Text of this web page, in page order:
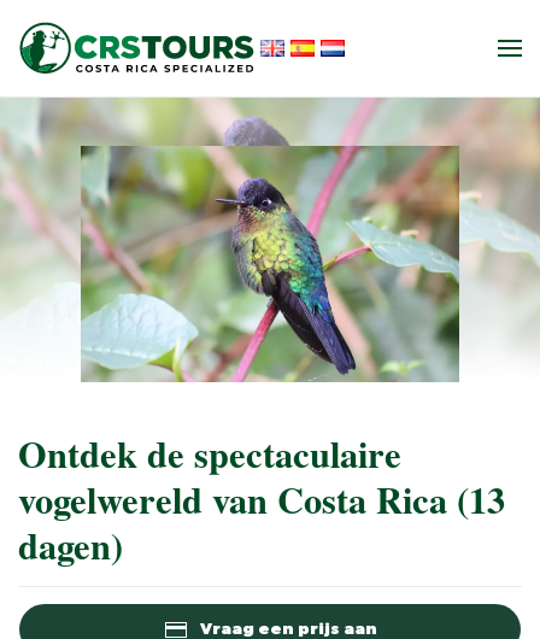
Skip to main content
Ontdek de spectaculaire
vogelwereld van Costa Rica (13
dagen)
Vraag een prijs aan